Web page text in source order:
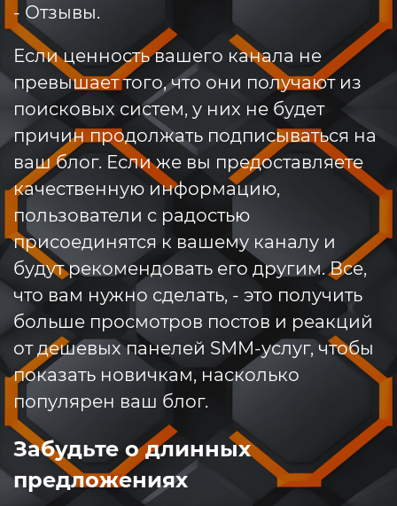
- Отзывы.
Если ценность вашего канала не
превышает того, что они получают из
поисковых систем, у них не будет
причин продолжать подписываться на
ваш блог. Если же вы предоставляете
качественную информацию,
пользователи с радостью
присоединятся к вашему каналу и
будут рекомендовать его другим. Все,
что вам нужно сделать, - это получить
больше просмотров постов и реакций
от дешевых панелей SMM-услуг, чтобы
показать новичкам, насколько
популярен ваш блог.
Забудьте о длинных
предложениях